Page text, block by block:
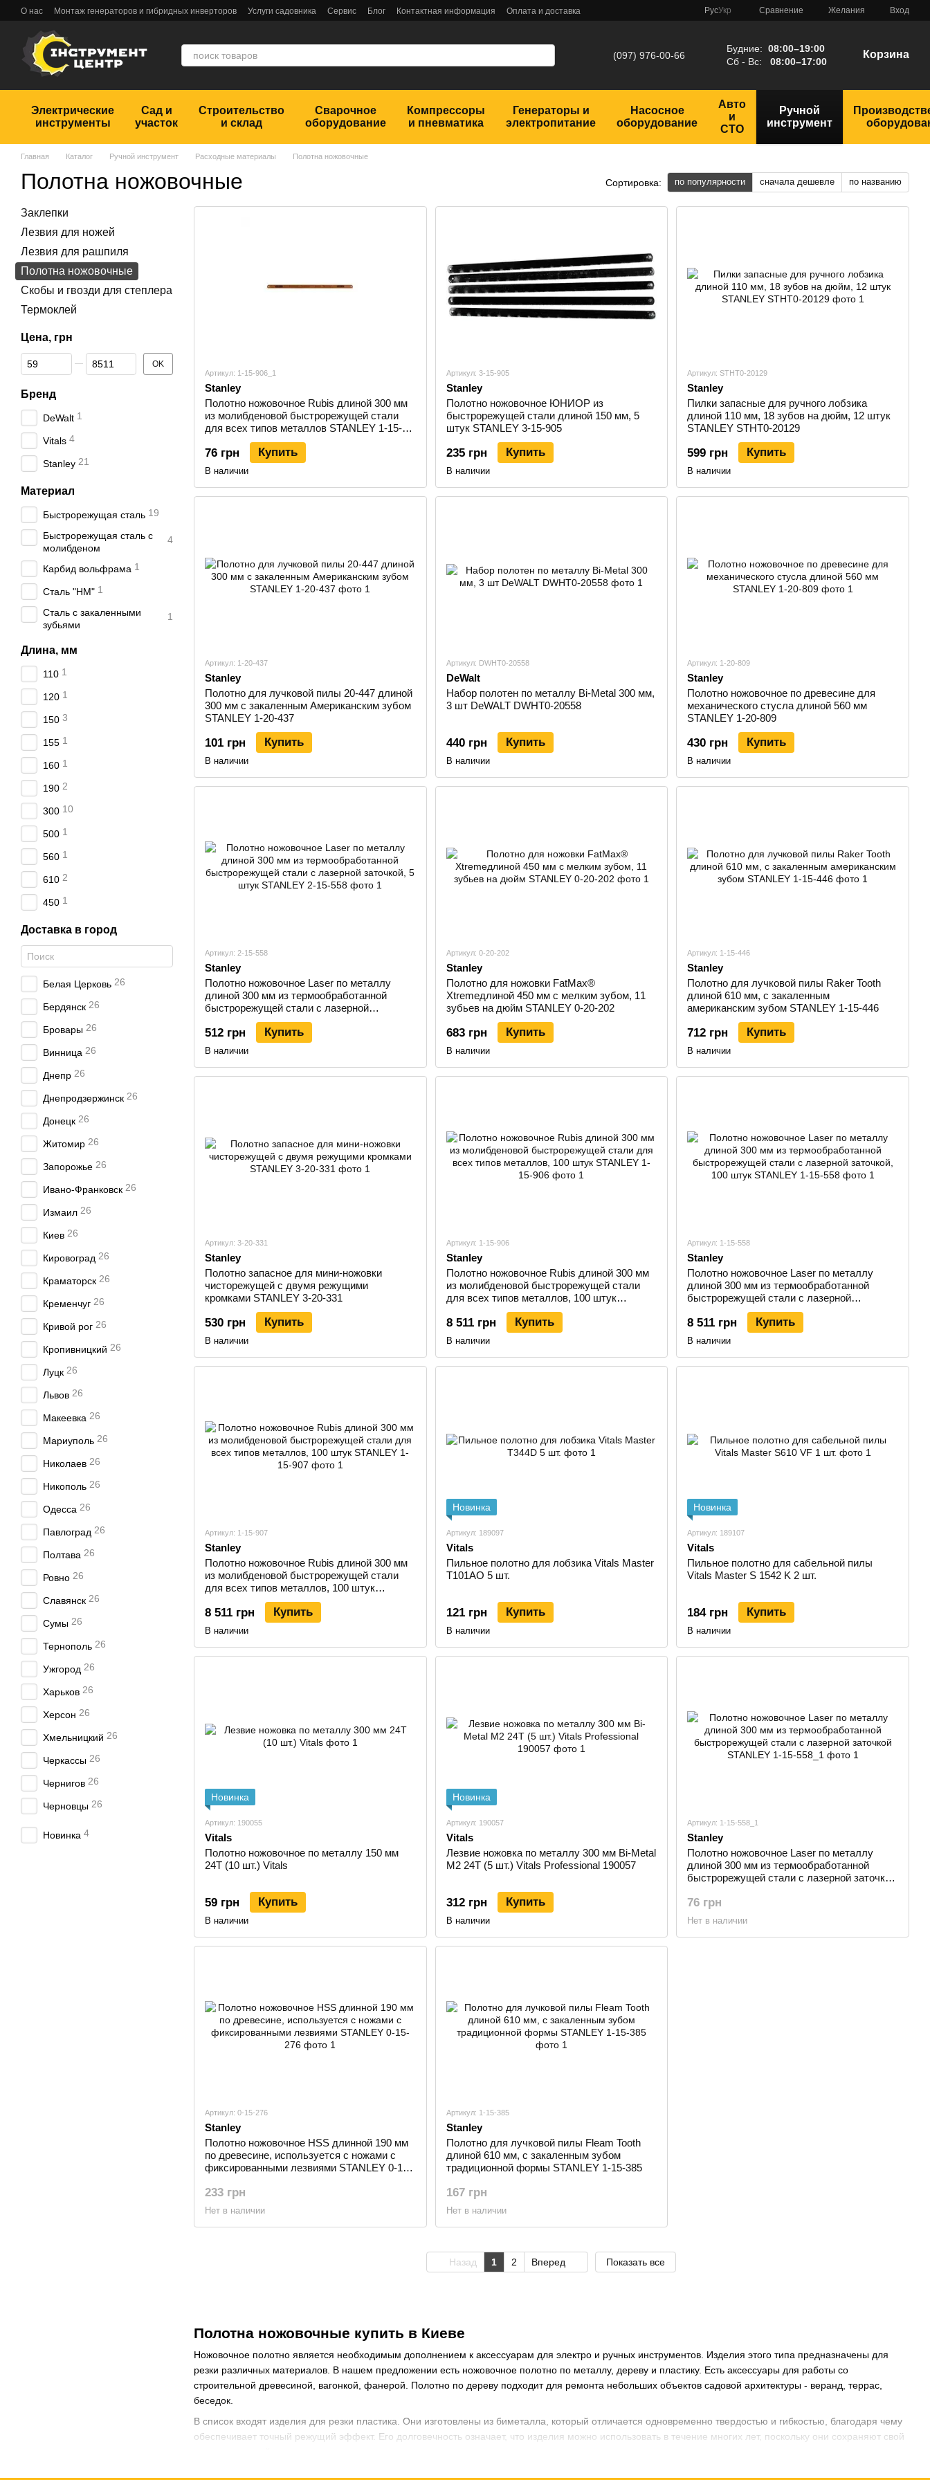
Перейти к основному контенту
О нас Монтаж генераторов и гибридных инверторов Услуги садовника Сервис Блог Контактная информация
Оплата и доставка
РусУкр Сравнение Желания Вход
(097) 976-00-66
Будние: 08:00–19:00
Сб - Вс: 08:00–17:00
Корзина
Электрические
инструменты
Сад и
участок
Строительство
и склад
Сварочное
оборудование
Компрессоры
и пневматика
Генераторы и
электропитание
Насосное
оборудование
Авто
и
СТО
Ручной
инструмент
Главная Каталог Ручной инструмент Расходные материалы Полотна ножовочные
Полотна ножовочные Сортировка: по популярности сначала дешевле по названию
Полотна ножовочные купить в Киеве
Ножовочное полотно является необходимым дополнением к аксессуарам для электро и ручных инструментов. Изделия этого типа предназначены для
резки различных материалов. В нашем предложении есть ножовочное полотно по металлу, дереву и пластику. Есть аксессуары для работы со
строительной древесиной, вагонкой, фанерой. Полотно по дереву подходит для ремонта небольших объектов садовой архитектуры - веранд, террас,
беседок.
В список входят изделия для резки пластика. Они изготовлены из биметалла, который отличается одновременно твердостью и гибкостью, благодаря чему
обеспечивает точный режущий эффект. Его долговечность означает, что изделия можно использовать в течение многих лет, поскольку они сохраняют свой
Артикул: 1-15-906_1
Stanley
Полотно ножовочное Rubis длиной 300 мм
из молибденовой быстрорежущей стали
для всех типов металлов STANLEY 1-15-
76 грн Купить
В наличии
Артикул: 3-15-905
Stanley
Полотно ножовочное ЮНИОР из
быстрорежущей стали длиной 150 мм, 5
штук STANLEY 3-15-905
235 грн Купить
В наличии
Артикул: STHT0-20129
Stanley
Пилки запасные для ручного лобзика
длиной 110 мм, 18 зубов на дюйм, 12 штук
STANLEY STHT0-20129
599 грн Купить
В наличии
Артикул: 1-20-437
Stanley
Полотно для лучковой пилы 20-447 длиной
300 мм с закаленным Американским зубом
STANLEY 1-20-437
101 грн Купить
В наличии
Артикул: DWHT0-20558
DeWalt
Набор полотен по металлу Bi-Metal 300 мм,
3 шт DeWALT DWHT0-20558
440 грн Купить
В наличии
Артикул: 1-20-809
Stanley
Полотно ножовочное по древесине для
механического стусла длиной 560 мм
STANLEY 1-20-809
430 грн Купить
В наличии
Артикул: 2-15-558
Stanley
Полотно ножовочное Laser по металлу
длиной 300 мм из термообработанной
быстрорежущей стали с лазерной
заточкой, 5 штук STANLEY 2-15-558
512 грн Купить
В наличии
Артикул: 0-20-202
Stanley
Полотно для ножовки FatMax®
Xtremeдлиной 450 мм с мелким зубом, 11
зубьев на дюйм STANLEY 0-20-202
683 грн Купить
В наличии
Артикул: 1-15-446
Stanley
Полотно для лучковой пилы Raker Tooth
длиной 610 мм, с закаленным
американским зубом STANLEY 1-15-446
712 грн Купить
В наличии
Артикул: 3-20-331
Stanley
Полотно запасное для мини-ножовки
чисторежущей с двумя режущими
кромками STANLEY 3-20-331
530 грн Купить
В наличии
Артикул: 1-15-906
Stanley
Полотно ножовочное Rubis длиной 300 мм
из молибденовой быстрорежущей стали
для всех типов металлов, 100 штук
STANLEY 1-15-906
8 511 грн Купить
В наличии
Артикул: 1-15-558
Stanley
Полотно ножовочное Laser по металлу
длиной 300 мм из термообработанной
быстрорежущей стали с лазерной
заточкой, 100 штук STANLEY 1-15-558
8 511 грн Купить
В наличии
Артикул: 1-15-907
Stanley
Полотно ножовочное Rubis длиной 300 мм
из молибденовой быстрорежущей стали
для всех типов металлов, 100 штук
STANLEY 1-15-907
8 511 грн Купить
В наличии
Новинка
Артикул: 189097
Vitals
Пильное полотно для лобзика Vitals Master
T101AO 5 шт.
121 грн Купить
В наличии
Новинка
Артикул: 189107
Vitals
Пильное полотно для сабельной пилы
Vitals Master S 1542 K 2 шт.
184 грн Купить
В наличии
Новинка
Артикул: 190055
Vitals
Полотно ножовочное по металлу 150 мм
24Т (10 шт.) Vitals
59 грн Купить
В наличии
Новинка
Артикул: 190057
Vitals
Лезвие ножовка по металлу 300 мм Bi-Metal
М2 24Т (5 шт.) Vitals Professional 190057
312 грн Купить
В наличии
Артикул: 1-15-558_1
Stanley
Полотно ножовочное Laser по металлу
длиной 300 мм из термообработанной
быстрорежущей стали с лазерной заточкой
76 грн
Нет в наличии
Артикул: 0-15-276
Stanley
Полотно ножовочное HSS длинной 190 мм
по древесине, используется с ножами с
фиксированными лезвиями STANLEY 0-15-
233 грн
Нет в наличии
Артикул: 1-15-385
Stanley
Полотно для лучковой пилы Fleam Tooth
длиной 610 мм, с закаленным зубом
традиционной формы STANLEY 1-15-385
167 грн
Нет в наличии
Назад 1 2 Вперед Показать все
Заклепки
Лезвия для ножей
Лезвия для рашпиля
Полотна ножовочные
Скобы и гвозди для степлера
Термоклей
Цена, грн
От Цена, грн
До Цена, грн OK
Бренд
DeWalt 1
Vitals 4
Stanley 21
Материал
Быстрорежущая сталь 19
Быстрорежущая сталь с
молибденом
4
Карбид вольфрама 1
Сталь "НМ" 1
Сталь с закаленными
зубьями
1
Длина, мм
110 1
120 1
150 3
155 1
160 1
190 2
300 10
500 1
560 1
610 2
450 1
Доставка в город
Белая Церковь 26
Бердянск 26
Бровары 26
Винница 26
Днепр 26
Днепродзержинск 26
Донецк 26
Житомир 26
Запорожье 26
Ивано-Франковск 26
Измаил 26
Киев 26
Кировоград 26
Краматорск 26
Кременчуг 26
Кривой рог 26
Кропивницкий 26
Луцк 26
Львов 26
Макеевка 26
Мариуполь 26
Николаев 26
Никополь 26
Одесса 26
Павлоград 26
Полтава 26
Ровно 26
Славянск 26
Сумы 26
Тернополь 26
Ужгород 26
Харьков 26
Херсон 26
Хмельницкий 26
Черкассы 26
Чернигов 26
Черновцы 26
Новинка 4